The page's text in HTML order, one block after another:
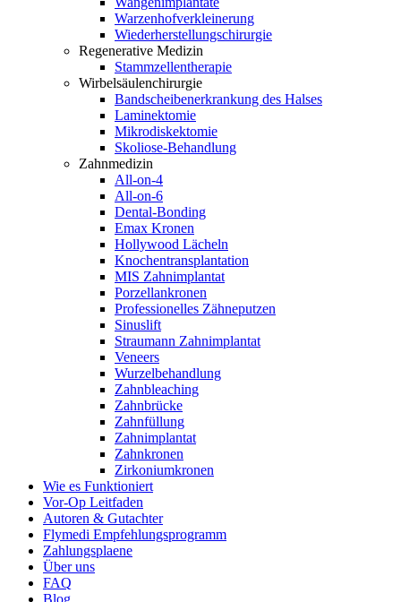
Warzenhofverkleinerung
Wiederherstellungschirurgie
Regenerative Medizin
Stammzellentherapie
Wirbelsäulenchirurgie
Bandscheibenerkrankung des Halses
Laminektomie
Mikrodiskektomie
Skoliose-Behandlung
Zahnmedizin
All-on-4
All-on-6
Dental-Bonding
Emax Kronen
Hollywood Lächeln
Knochentransplantation
MIS Zahnimplantat
Porzellankronen
Professionelles Zähneputzen
Sinuslift
Straumann Zahnimplantat
Veneers
Wurzelbehandlung
Zahnbleaching
Zahnbrücke
Zahnfüllung
Zahnimplantat
Zahnkronen
Zirkoniumkronen
Wie es Funktioniert
Vor-Op Leitfaden
Autoren & Gutachter
Flymedi Empfehlungsprogramm
Zahlungsplaene
Über uns
FAQ
Blog